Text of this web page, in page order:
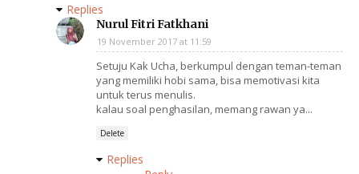
Replies
Nurul Fitri Fatkhani
19 November 2017 at 11:59
Setuju Kak Ucha, berkumpul dengan teman-teman
yang memiliki hobi sama, bisa memotivasi kita
untuk terus menulis.
kalau soal penghasilan, memang rawan ya...
Delete
Replies